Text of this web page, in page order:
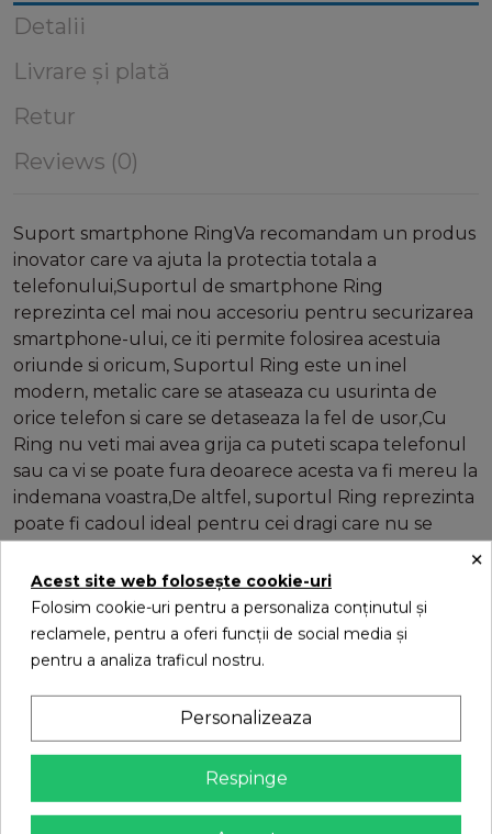
Detalii
Livrare și plată
Retur
Reviews (0)
Suport smartphone RingVa recomandam un produs
inovator care va ajuta la protectia totala a
telefonului,Suportul de smartphone Ring
reprezinta cel mai nou accesoriu pentru securizarea
smartphone-ului, ce iti permite folosirea acestuia
oriunde si oricum, Suportul Ring este un inel
modern, metalic care se ataseaza cu usurinta de
orice telefon si care se detaseaza la fel de usor,Cu
Ring nu veti mai avea grija ca puteti scapa telefonul
sau ca vi se poate fura deoarece acesta va fi mereu la
indemana voastra,De altfel, suportul Ring reprezinta
poate fi cadoul ideal pentru cei dragi care nu se
Suport smartphone Ring: -Inel metalic cu suport
adeziv STIXX-Capacitate de invartire de 360 de
grade-Suport din plastic lavabil-Dimensiuni: 3,5cm x
4cm x 6,2cm-Ring Hook din plastic cu adeziv STIXX-
apa-Nu lasa urme-Fara reziduuri dupa dezlipire-
Suporta o greutate de 6,8 kg
16 alte produse in aceeasi categorie:
×
Acest site web folosește cookie-uri
Folosim cookie-uri pentru a personaliza conținutul și
reclamele, pentru a oferi funcții de social media și
pentru a analiza traficul nostru.
Personalizeaza
Respinge